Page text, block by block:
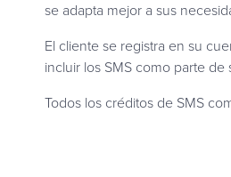
se adapta mejor a sus
El cliente se registra en su
incluir los SMS como parte
Todos los créditos de SMS